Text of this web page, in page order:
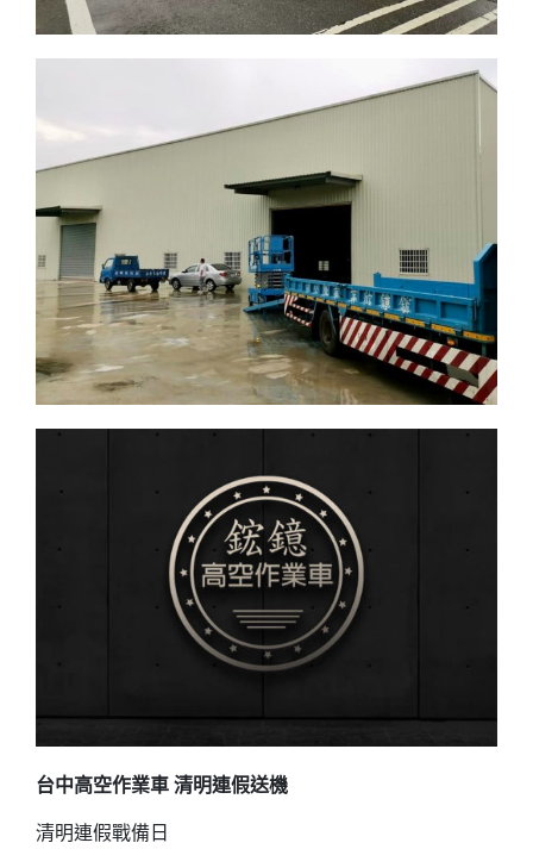
台中高空作業車 清明連假送機
清明連假戰備日